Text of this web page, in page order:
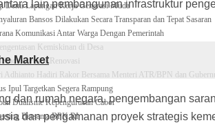
Demi Lapangan Kerja Generasi Muda
Bansos Dilakukan Secara Transparan dan Tepat Sasaran
Komunikasi Antar Warga Dengan Pemerintah
Kemiskinan di Desa
Pasca Renovasi
Adhianto Hadiri Rakor Bersama Menteri ATR/BPN dan
Ipul Targetkan Segera Rampung
Dualisme Kepengurusan Cabor
Bersama BPK RI
lain pembangunan infrastruktur
Market
dan rumah negara, pengembangan
dan pengamanan proyek strategis